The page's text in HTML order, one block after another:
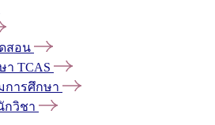
สอน
า TCAS
การศึกษา
กวิชา